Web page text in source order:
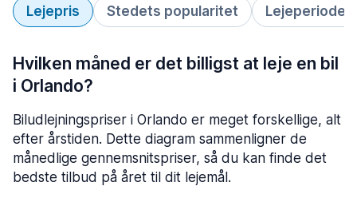
Lejepris Stedets popularitet Lejeperiode
Hvilken måned er det billigst at leje en bil
i Orlando?
Biludlejningspriser i Orlando er meget forskellige, alt
efter årstiden. Dette diagram sammenligner de
månedlige gennemsnitspriser, så du kan finde det
bedste tilbud på året til dit lejemål.